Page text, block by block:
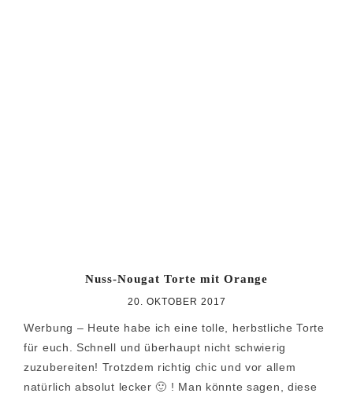
Nuss-Nougat Torte mit Orange
20. OKTOBER 2017
Werbung – Heute habe ich eine tolle, herbstliche Torte
für euch. Schnell und überhaupt nicht schwierig
zuzubereiten! Trotzdem richtig chic und vor allem
natürlich absolut lecker 🙂 ! Man könnte sagen, diese